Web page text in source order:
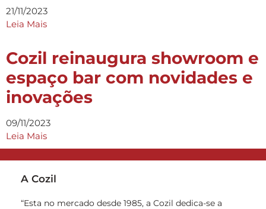
21/11/2023
Leia Mais
Cozil reinaugura showroom e
espaço bar com novidades e
inovações
09/11/2023
Leia Mais
A Cozil
“Esta no mercado desde 1985, a Cozil dedica-se a